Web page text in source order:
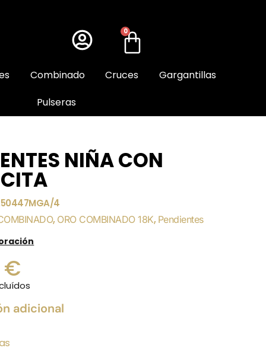
0
Combinado Cruces
Gargantillas
Pulseras
NIÑA CON
4
, ORO COMBINADO 18K, Pendientes
€
adicional